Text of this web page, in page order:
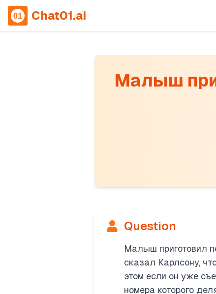
Chat01.ai
Малыш
Question
Малыш приготовил
сказал Карлсону,
этом если он уже
номера которого
of jam. After eating
eats more.
eaten cookie. But
free cookies. This
Clarifying the
If you eat a cookie